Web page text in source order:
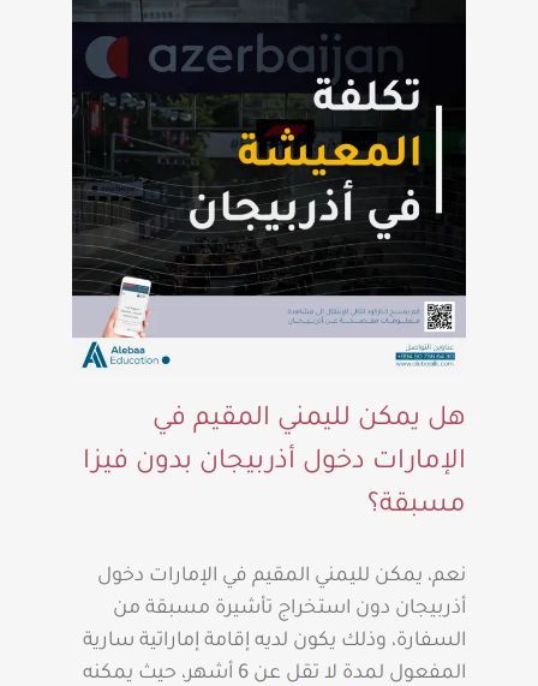
هل يمكن لليمني المقيم في
الإمارات دخول أذربيجان بدون فيزا
مسبقة؟
نعم، يمكن لليمني المقيم في الإمارات دخول
أذربيجان دون استخراج تأشيرة مسبقة من
السفارة، وذلك يكون لديه إقامة إماراتية سارية
المفعول لمدة لا تقل عن 6 أشهر، حيث يمكنه